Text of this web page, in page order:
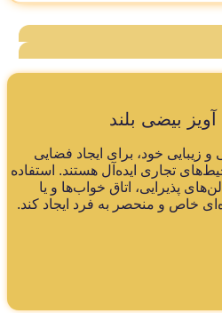
بیضی بلند
خود، برای ایجاد فضایی
تجاری ایده‌آل هستند. استفاده
پذیرایی، اتاق خواب‌ها و یا
و منحصر به فرد ایجاد کند.